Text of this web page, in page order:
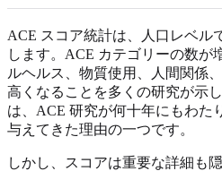
ACE スコア統計は、人口レベル
します。ACE カテゴリーの数が
ルヘルス、物質使用、人間関係
高くなることを多くの研究が示
は、ACE 研究が何十年にもわた
与えてきた理由の一つです。
しかし、スコアは重要な詳細も